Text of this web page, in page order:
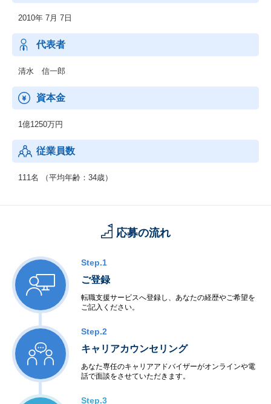
2010年 7月 7日
代表者
清水 信一郎
資本金
1億1250万円
従業員数
111名 （平均年齢：34歳）
応募の流れ
Step.1
ご登録
転職支援サービスへ登録し、あなたの経歴やご希望を
ご記入ください。
Step.2
キャリアカウンセリング
あなた専任のキャリアアドバイザーがオンラインや電
話で面談をさせていただきます。
Step.3